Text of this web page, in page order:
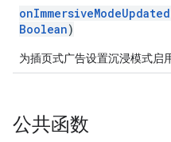
onImmersiveModeUpdated
Boolean)
为插页式广告设置沉浸模式启
公共函数